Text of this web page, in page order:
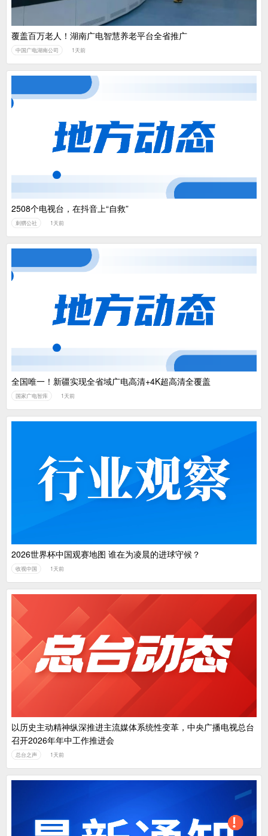
覆盖百万老人！湖南广电智慧养老平台全省推广
中国广电湖南公司 1天前
2508个电视台，在抖音上“自救”
刺猬公社 1天前
全国唯一！新疆实现全省域广电高清+4K超高清全覆盖
国家广电智库 1天前
2026世界杯中国观赛地图 谁在为凌晨的进球守候？
收视中国 1天前
以历史主动精神纵深推进主流媒体系统性变革，中央广播电视总台
召开2026年年中工作推进会
总台之声 1天前